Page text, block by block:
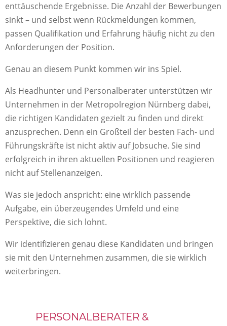
enttäuschende Ergebnisse. Die Anzahl der Bewerbungen
sinkt – und selbst wenn Rückmeldungen kommen,
passen Qualifikation und Erfahrung häufig nicht zu den
Anforderungen der Position.
Genau an diesem Punkt kommen wir ins Spiel.
Als Headhunter und Personalberater unterstützen wir
Unternehmen in der Metropolregion Nürnberg dabei,
die richtigen Kandidaten gezielt zu finden und direkt
anzusprechen. Denn ein Großteil der besten Fach- und
Führungskräfte ist nicht aktiv auf Jobsuche. Sie sind
erfolgreich in ihren aktuellen Positionen und reagieren
nicht auf Stellenanzeigen.
Was sie jedoch anspricht: eine wirklich passende
Aufgabe, ein überzeugendes Umfeld und eine
Perspektive, die sich lohnt.
Wir identifizieren genau diese Kandidaten und bringen
sie mit den Unternehmen zusammen, die sie wirklich
weiterbringen.
PERSONALBERATER &